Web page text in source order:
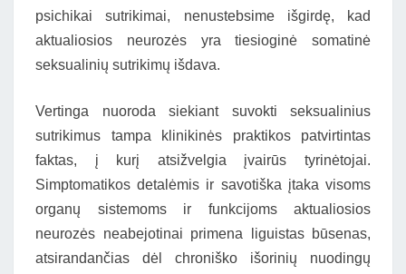
psichikai sutrikimai, nenustebsime išgirdę, kad
aktualiosios neurozės yra tiesioginė somatinė
seksualinių sutrikimų išdava.
Vertinga nuoroda siekiant suvokti seksualinius
sutrikimus tampa klinikinės praktikos patvirtintas
faktas, į kurį atsižvelgia įvairūs tyrinėtojai.
Simptomatikos detalėmis ir savotiška įtaka visoms
organų sistemoms ir funkcijoms aktualiosios
neurozės neabejotinai primena liguistas būsenas,
atsirandančias dėl chroniško išorinių nuodingų